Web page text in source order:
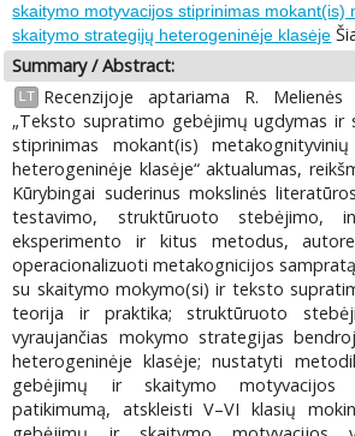
skaitymo motyvacijos stiprinimas mokant(is)
skaitymo strategijų heterogeninėje klasėje
Summary / Abstract:
LT
Recenzijoje aptariama R.
„Teksto supratimo gebėjimų ugdymas ir
stiprinimas mokant(is)
heterogeninėje klasėje“ aktualumas,
Kūrybingai suderinus mokslinės
testavimo, struktūruoto stebėjimo,
eksperimento ir kitus metodus,
operacionalizuoti metakognicijos
su skaitymo mokymo(si) ir teksto
teorija ir praktika; struktūruoto
vyraujančias mokymo strategijas
heterogeninėje klasėje; nustatyti
gebėjimų ir skaitymo motyvacijos
patikimumą, atskleisti V–VI klasių